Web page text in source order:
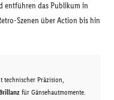
entführen das Publikum in
Szenen über Action bis hin
technischer Präzision,
für Gänsehautmomente.